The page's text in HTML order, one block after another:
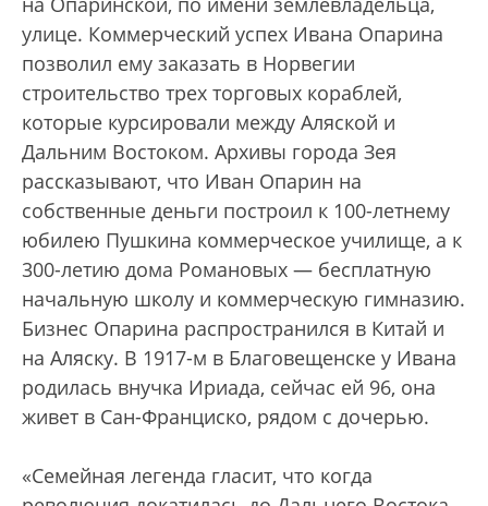
улице. Коммерческий успех Ивана Опарина
позволил ему заказать в Норвегии
строительство трех торговых кораблей,
которые курсировали между Аляской и
Дальним Востоком. Архивы города Зея
рассказывают, что Иван Опарин на
собственные деньги построил к 100-летнему
юбилею Пушкина коммерческое училище, а к
300-летию дома Романовых — бесплатную
начальную школу и коммерческую гимназию.
Бизнес Опарина распространился в Китай и
на Аляску. В 1917-м в Благовещенске у Ивана
родилась внучка Ириада, сейчас ей 96, она
живет в Сан-Франциско, рядом с дочерью.
«Семейная легенда гласит, что когда